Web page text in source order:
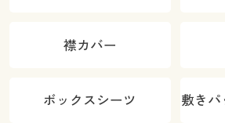
襟カバー
ボックスシーツ 敷き